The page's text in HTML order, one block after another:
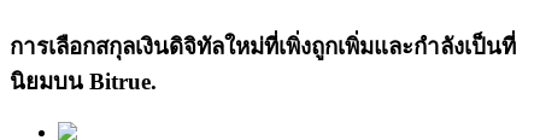
การเลือกสกุลเงินดิจิทัลใหม่ที่เพิ่งถูกเพิ่มและกำลังเป็นที่
นิยมบน Bitrue.